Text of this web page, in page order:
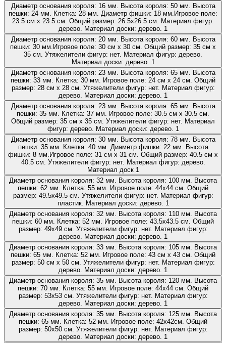
Диаметр основания короля: 16 мм. Высота короля: 50 мм. Высота
пешки: 24 мм. Клетка: 28 мм. Диаметр фишки: 18 мм.Игровое поле:
23.5 cм х 23.5 cм. Общий размер: 26.5х26.5 cм. Материал фигур:
дерево. Материал доски: дерево. 1
Диаметр основания короля: 20 мм. Высота короля: 60 мм. Высота
пешки: 30 мм.Игровое поле: 30 см х 30 см. Общий размер: 35 см х
35 см. Утяжелители фигур: нет. Материал фигур: дерево.
Материал доски: дерево. 1
Диаметр основания короля: 23 мм. Высота короля: 65 мм. Высота
пешки: 33 мм. Клетка: 30 мм. Игровое поле: 24 см х 24 см. Общий
размер: 28 см х 28 см. Утяжелители фигур: нет. Материал фигур:
дерево. Материал доски: дерево. 1
Диаметр основания короля: 23 мм. Высота короля: 65 мм. Высота
пешки: 35 мм. Клетка: 37 мм. Игровое поле: 30.5 см х 30.5 см.
Общий размер: 35 см х 35 см. Утяжелители фигур: нет. Материал
фигур: дерево. Материал доски: дерево. 1
Диаметр основания короля: 30 мм. Высота короля: 78 мм. Высота
пешки: 35 мм. Клетка: 40 мм. Диаметр фишки: 22 мм. Высота
фишки: 8 мм.Игровое поле: 31 см х 31 см. Общий размер: 40.5 см х
40.5 см. Утяжелители фигур: нет. Материал фигур: дерево.
Материал доск 1
Диаметр основания короля: 32 мм. Высота короля: 100 мм. Высота
пешки: 62 мм. Клетка: 55 мм. Игровое поле: 44х44 см. Общий
размер: 49.5х49.5 см. Утяжелители фигур: нет. Материал фигур:
пластик. Материал доски: дерево. 1
Диаметр основания короля: 32 мм. Высота короля: 110 мм. Высота
пешки: 60 мм. Клетка: 52 мм. Игровое поле: 43.5х43.5 см. Общий
размер: 49х49 см. Утяжелители фигур: нет. Материал фигур:
дерево. Материал доски: дерево. 1
Диаметр основания короля: 33 мм. Высота короля: 105 мм. Высота
пешки: 65 мм. Клетка: 52 мм. Игровое поле: 43 см х 43 см. Общий
размер: 50 см х 50 см. Утяжелители фигур: нет. Материал фигур:
дерево. Материал доски: дерево. 1
Диаметр основания короля: 35 мм. Высота короля: 120 мм. Высота
пешки: 70 мм. Клетка: 55 мм. Игровое поле: 44х44 см. Общий
размер: 53х53 см. Утяжелители фигур: нет. Материал фигур:
дерево. Материал доски: дерево. 1
Диаметр основания короля: 35 мм. Высота короля: 125 мм. Высота
пешки: 65 мм. Клетка: 52 мм. Игровое поле: 42х42см. Общий
размер: 50х50 см. Утяжелители фигур: нет. Материал фигур:
дерево. Материал доски: дерево. 1